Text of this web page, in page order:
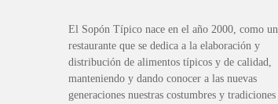
El Sopón Típico nace en el año 2000, como un
restaurante que se dedica a la elaboración y
distribución de alimentos típicos y de calidad,
manteniendo y dando conocer a las nuevas
generaciones nuestras costumbres y tradiciones